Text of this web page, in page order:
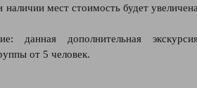
наличии мест стоимость будет
данная дополнительная
от 5 человек.